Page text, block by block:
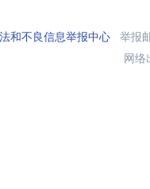
和不良信息举报中心举报
网